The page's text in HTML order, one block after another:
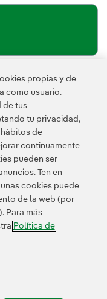
de privacidad de la
en ventana nueva.
y se aplican la
de servicio de
Información legal
Accesibilidad
propias y de
como usuario.
de tus
tu privacidad,
de
continuamente
pueden ser
Ten en
cookies puede
de la web (por
Para más
Política de